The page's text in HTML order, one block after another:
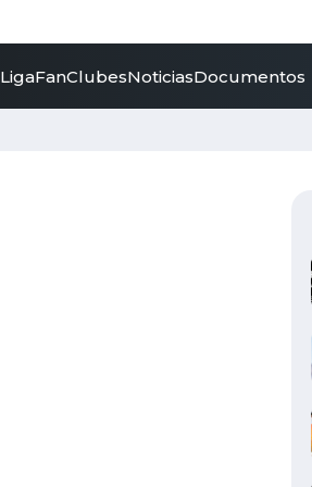
LigaFanClubesNoticiasDocumentos